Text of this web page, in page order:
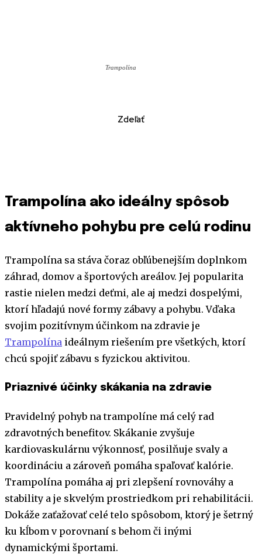
Trampolína
Zdeľať
Trampolína ako ideálny spôsob
aktívneho pohybu pre celú rodinu
Trampolína sa stáva čoraz obľúbenejším doplnkom
záhrad, domov a športových areálov. Jej popularita
rastie nielen medzi deťmi, ale aj medzi dospelými,
ktorí hľadajú nové formy zábavy a pohybu. Vďaka
svojim pozitívnym účinkom na zdravie je
Trampolína ideálnym riešením pre všetkých, ktorí
chcú spojiť zábavu s fyzickou aktivitou.
Priaznivé účinky skákania na zdravie
Pravidelný pohyb na trampolíne má celý rad
zdravotných benefitov. Skákanie zvyšuje
kardiovaskulárnu výkonnosť, posilňuje svaly a
koordináciu a zároveň pomáha spaľovať kalórie.
Trampolína pomáha aj pri zlepšení rovnováhy a
stability a je skvelým prostriedkom pri rehabilitácii.
Dokáže zaťažovať celé telo spôsobom, ktorý je šetrný
ku kĺbom v porovnaní s behom či inými
dynamickými športami.